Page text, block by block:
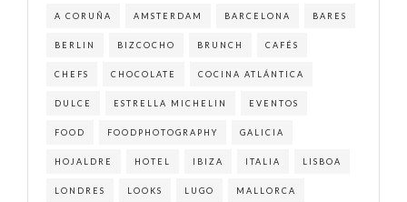
A CORUÑA AMSTERDAM BARCELONA BARES
BERLIN BIZCOCHO BRUNCH CAFÉS
CHEFS CHOCOLATE COCINA ATLÁNTICA
DULCE ESTRELLA MICHELIN EVENTOS
FOOD FOODPHOTOGRAPHY GALICIA
HOJALDRE HOTEL IBIZA ITALIA LISBOA
LONDRES LOOKS LUGO MALLORCA